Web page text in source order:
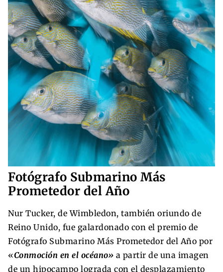
Fotógrafo Submarino Más
Prometedor del Año
Nur Tucker, de Wimbledon, también oriundo de
Reino Unido, fue galardonado con el premio de
Fotógrafo Submarino Más Prometedor del Año por
«Conmoción en el océano» a partir de una imagen
de un hipocampo lograda con el desplazamiento